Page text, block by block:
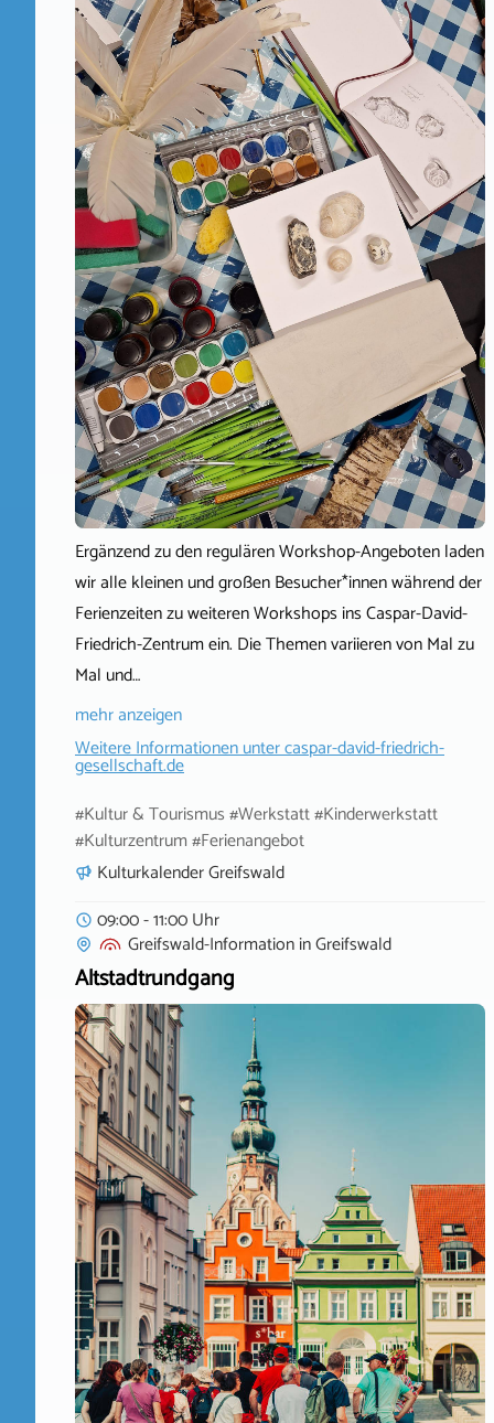
Ergänzend zu den regulären Workshop-Angeboten laden
wir alle kleinen und großen Besucher*innen während der
Ferienzeiten zu weiteren Workshops ins Caspar-David-
Friedrich-Zentrum ein. Die Themen variieren von Mal zu
Mal und…
mehr anzeigen
Weitere Informationen untercaspar-david-friedrich-
gesellschaft.de
#Kultur & Tourismus #Werkstatt #Kinderwerkstatt
#Kulturzentrum #Ferienangebot
Kulturkalender Greifswald
09:00 - 11:00 Uhr
Greifswald-InformationinGreifswald
Altstadtrundgang